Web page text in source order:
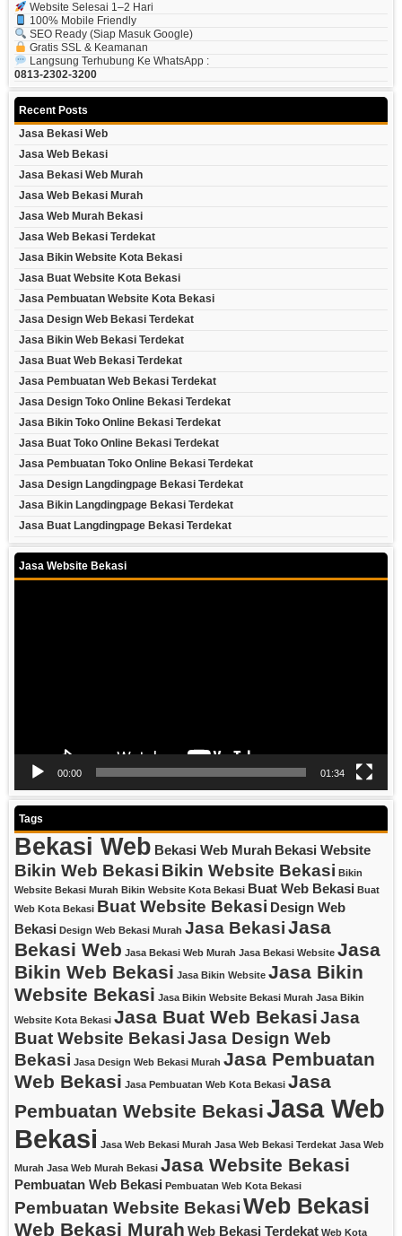
Website Selesai 1–2 Hari
100% Mobile Friendly
SEO Ready (siap Masuk Google)
Gratis SSL & Keamanan
Langsung Terhubung Ke WhatsApp :
0813-2302-3200
Recent Posts
Jasa Bekasi Web
Jasa Web Bekasi
Jasa Bekasi Web Murah
Jasa Web Bekasi Murah
Jasa Web Murah Bekasi
Jasa Web Bekasi Terdekat
Jasa Bikin Website Kota Bekasi
Jasa Buat Website Kota Bekasi
Jasa Pembuatan Website Kota Bekasi
Jasa Design Web Bekasi Terdekat
Jasa Bikin Web Bekasi Terdekat
Jasa Buat Web Bekasi Terdekat
Jasa Pembuatan Web Bekasi Terdekat
Jasa Design Toko Online Bekasi Terdekat
Jasa Bikin Toko Online Bekasi Terdekat
Jasa Buat Toko Online Bekasi Terdekat
Jasa Pembuatan Toko Online Bekasi Terdekat
Jasa Design Langdingpage Bekasi Terdekat
Jasa Bikin Langdingpage Bekasi Terdekat
Jasa Buat Langdingpage Bekasi Terdekat
Jasa Website Bekasi
00:00 01:34
Tags
Bekasi Web Bekasi Web Murah Bekasi Website
Bikin Web Bekasi Bikin Website Bekasi Bikin
Website Bekasi Murah Bikin Website Kota Bekasi Buat Web Bekasi Buat
Web Kota Bekasi Buat Website Bekasi Design Web
Bekasi Design Web Bekasi Murah Jasa BekasiJasa
Bekasi Web Jasa Bekasi Web Murah Jasa Bekasi Website Jasa
Bikin Web Bekasi Jasa Bikin Website Jasa Bikin
Website Bekasi Jasa Bikin Website Bekasi Murah Jasa Bikin
Website Kota Bekasi Jasa Buat Web BekasiJasa
Buat Website BekasiJasa Design Web
Bekasi Jasa Design Web Bekasi Murah Jasa Pembuatan
Web Bekasi Jasa Pembuatan Web Kota Bekasi Jasa
Pembuatan Website BekasiJasa Web
Bekasi Jasa Web Bekasi Murah Jasa Web Bekasi Terdekat Jasa Web
Murah Jasa Web Murah Bekasi Jasa Website Bekasi
Pembuatan Web Bekasi Pembuatan Web Kota Bekasi
Pembuatan Website BekasiWeb Bekasi
Web Bekasi Murah Web Bekasi Terdekat Web Kota